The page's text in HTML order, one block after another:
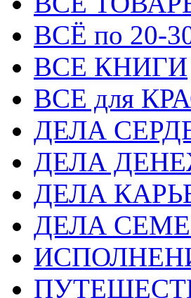
ВСЁ по 20-
ВСЕ КНИГИ
ВСЕ для
ДЕЛА
ДЕЛА
ДЕЛА
ДЕЛА